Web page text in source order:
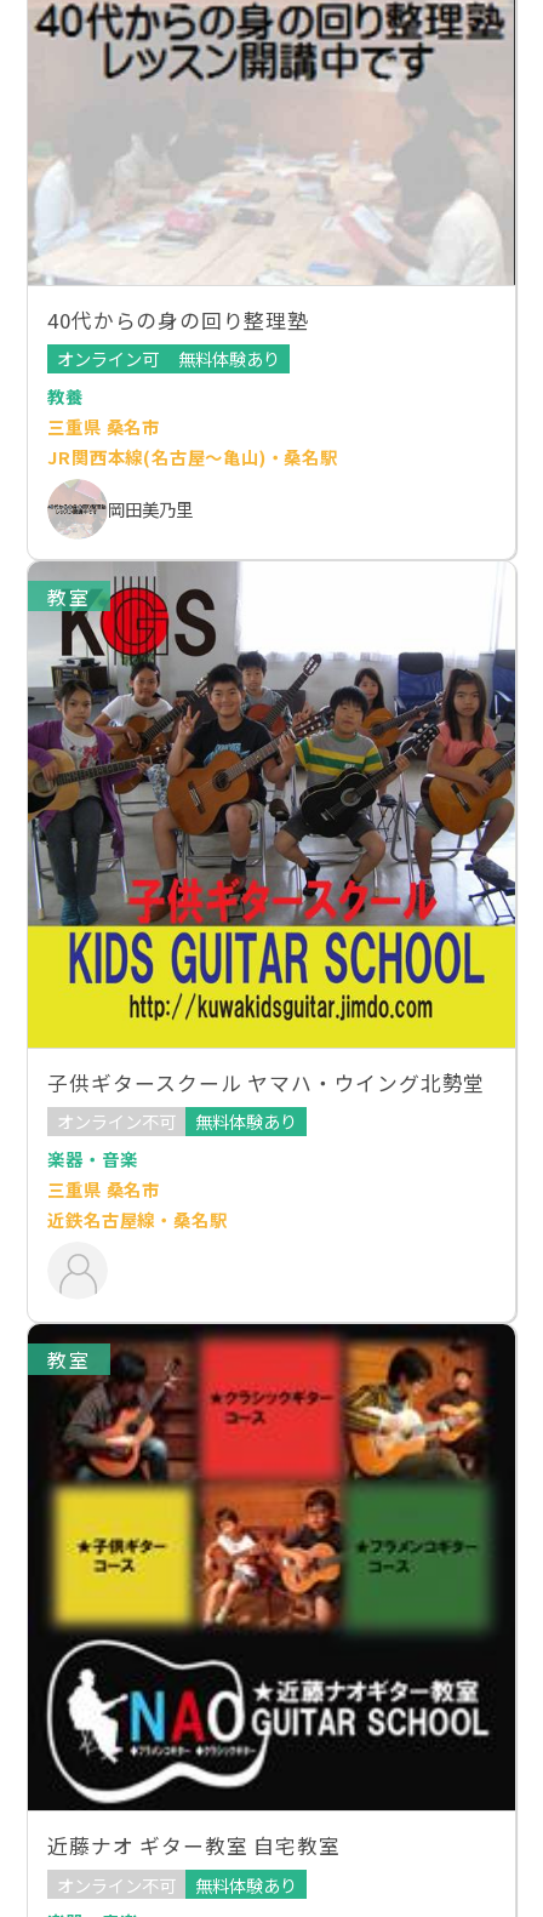
40代からの身の回り整理塾
オンライン可
無料体験あり
教養
三重県 桑名市
JR関西本線(名古屋～亀山)・桑名駅
岡田美乃里
教室
子供ギタースクール ヤマハ・ウイング北勢堂
オンライン不可
無料体験あり
楽器・音楽
三重県 桑名市
近鉄名古屋線・桑名駅
教室
近藤ナオ ギター教室 自宅教室
オンライン不可
無料体験あり